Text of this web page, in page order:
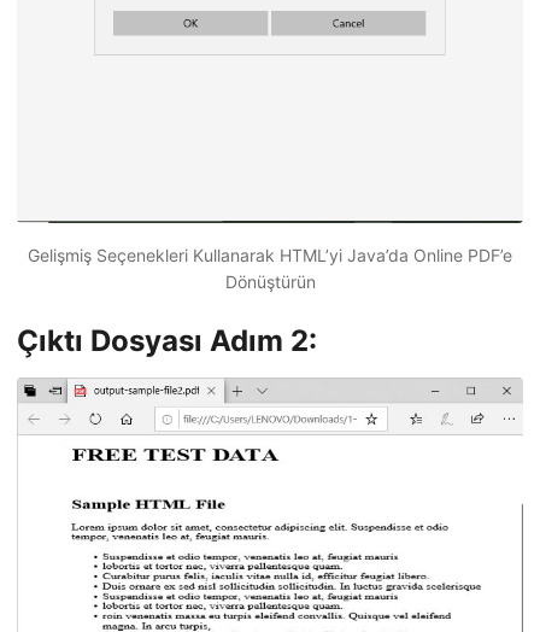
Gelişmiş Seçenekleri Kullanarak HTML’yi Java’da Online PDF’e
Dönüştürün
Çıktı Dosyası Adım 2: